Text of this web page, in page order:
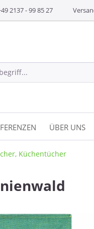
2137 - 99 85 27
ÜBER UNS
Küchentücher